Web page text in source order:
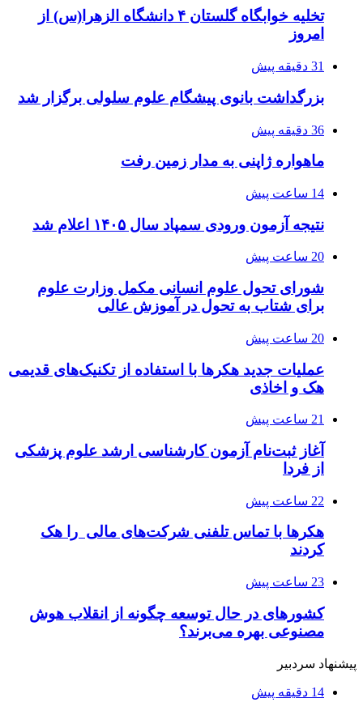
تخلیه خوابگاه گلستان ۴ دانشگاه الزهرا(س) از
امروز
31 دقیقه پیش
بزرگداشت بانوی پیشگام علوم سلولی برگزار شد
36 دقیقه پیش
ماهواره ژاپنی به مدار زمین رفت
14 ساعت پیش
نتیجه آزمون ورودی سمپاد سال ۱۴۰۵ اعلام شد
20 ساعت پیش
شورای تحول علوم انسانی مکمل وزارت علوم
برای شتاب به تحول در آموزش عالی
20 ساعت پیش
عملیات جدید هکرها با استفاده از تکنیک‌های قدیمی
هک و اخاذی
21 ساعت پیش
آغاز ثبت‌نام‌ آزمون کارشناسی ارشد علوم پزشکی
از فردا
22 ساعت پیش
هکرها با تماس تلفنی شرکت‌های مالی را هک
کردند
23 ساعت پیش
کشورهای در حال توسعه چگونه از انقلاب هوش
مصنوعی بهره می‌برند؟
پیشنهاد سردبیر
14 دقیقه پیش